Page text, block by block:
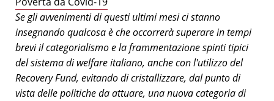
Se gli avvenimenti di questi ultimi mesi ci stanno
insegnando qualcosa è che occorrerà superare in tempi
brevi il categorialismo e la frammentazione spinti tipici
del sistema di welfare italiano, anche con l'utilizzo del
Recovery Fund, evitando di cristallizzare, dal punto di
vista delle politiche da attuare, una nuova categoria di